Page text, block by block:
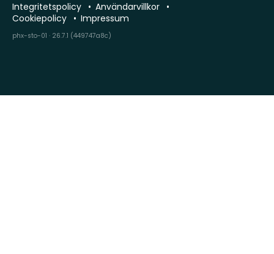
Integritetspolicy
Användarvillkor
Cookiepolicy
Impressum
phx-sto-01 · 26.7.1 (449747a8c)